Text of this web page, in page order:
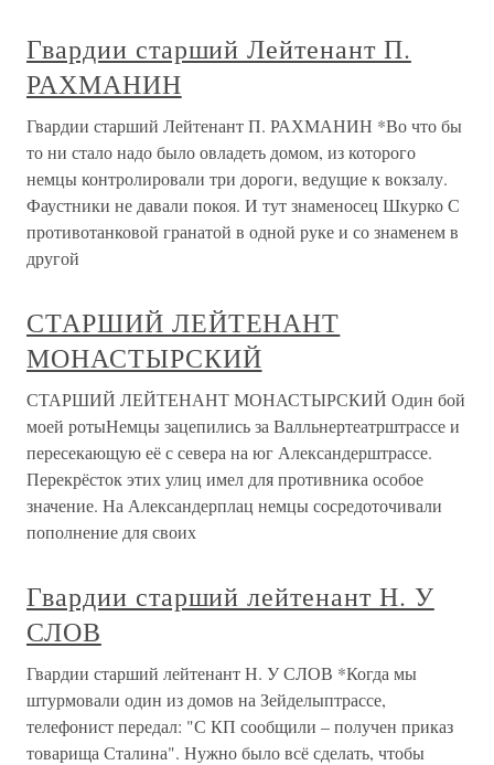
Гвардии старший Лейтенант П.
РАХМАНИН
Гвардии старший Лейтенант П. РАХМАНИН *Во что бы
то ни стало надо было овладеть домом, из которого
немцы контролировали три дороги, ведущие к вокзалу.
Фаустники не давали покоя. И тут знаменосец Шкурко С
противотанковой гранатой в одной руке и со знаменем в
другой
СТАРШИЙ ЛЕЙТЕНАНТ
МОНАСТЫРСКИЙ
СТАРШИЙ ЛЕЙТЕНАНТ МОНАСТЫРСКИЙ Один бой
моей ротыНемцы зацепились за Валльнертеатрштрассе и
пересекающую её с севера на юг Александерштрассе.
Перекрёсток этих улиц имел для противника особое
значение. На Александерплац немцы сосредоточивали
пополнение для своих
Гвардии старший лейтенант Н. У
СЛОВ
Гвардии старший лейтенант Н. У СЛОВ *Когда мы
штурмовали один из домов на Зейделыптрассе,
телефонист передал: "С КП сообщили – получен приказ
товарища Сталина". Нужно было всё сделать, чтобы